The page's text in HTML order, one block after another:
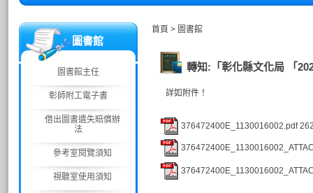
圖書館
圖書館主任
彰師附工電子書
借出圖書遺失賠償辦
法
參考室閱覽須知
視聽室使用須知
首頁 > 圖書館
轉知:「彰化縣文化局 「
詳如附件！
376472400E_1130016002.pdf